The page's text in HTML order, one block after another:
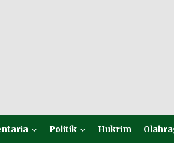
Politik Hukrim